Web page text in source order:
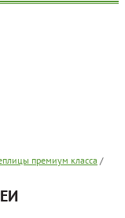
премиум класса /